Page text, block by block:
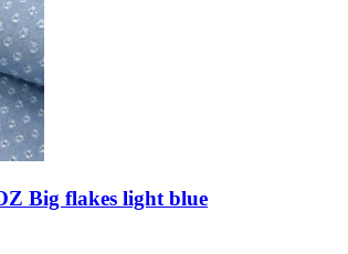
Big flakes light blue